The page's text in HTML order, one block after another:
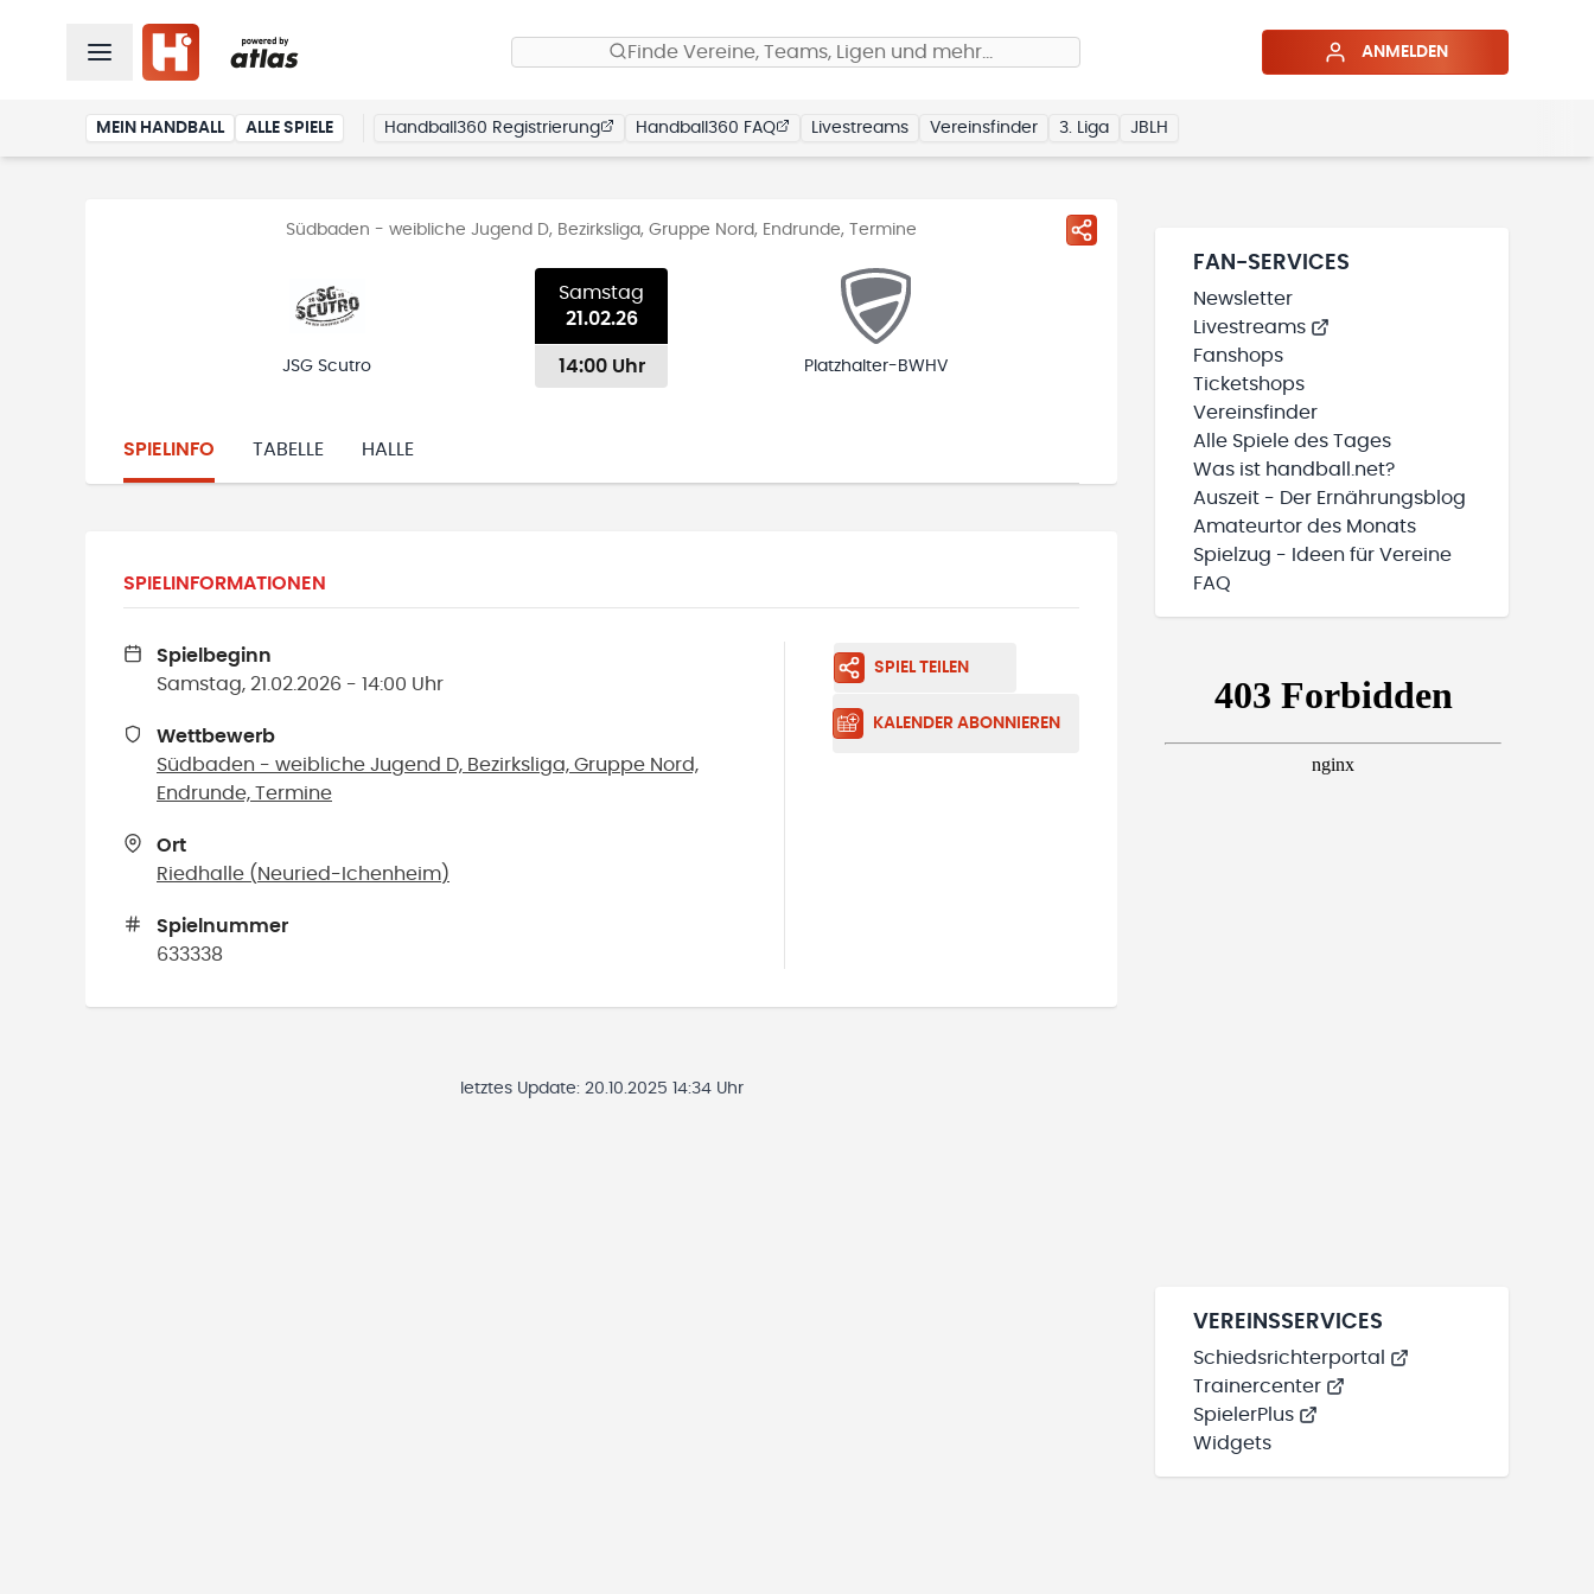
Finde Vereine, Teams, Ligen und mehr… ANMELDEN
MEIN HANDBALL ALLE SPIELE Handball360 Registrierung Handball360 FAQ Livestreams Vereinsfinder 3. Liga JBLH
Südbaden - weibliche Jugend D, Bezirksliga, Gruppe Nord, Endrunde, Termine
JSG Scutro
Samstag
21.02.26
14:00 Uhr Platzhalter-BWHV
SPIELINFO TABELLE HALLE
SPIELINFORMATIONEN
Spielbeginn
Samstag, 21.02.2026 - 14:00 Uhr
Wettbewerb
Südbaden - weibliche Jugend D, Bezirksliga, Gruppe Nord,
Endrunde, Termine
Ort
Riedhalle ( Neuried-Ichenheim)
Spielnummer
633338
SPIEL TEILEN
KALENDER ABONNIEREN
letztes Update: 20.10.2025 14:34 Uhr
FAN-SERVICES
Newsletter
Livestreams
Fanshops
Ticketshops
Vereinsfinder
Alle Spiele des Tages
Was ist handball.net?
Auszeit - Der Ernährungsblog
Amateurtor des Monats
Spielzug - Ideen für Vereine
FAQ
VEREINSSERVICES
Schiedsrichterportal
Trainercenter
SpielerPlus
Widgets